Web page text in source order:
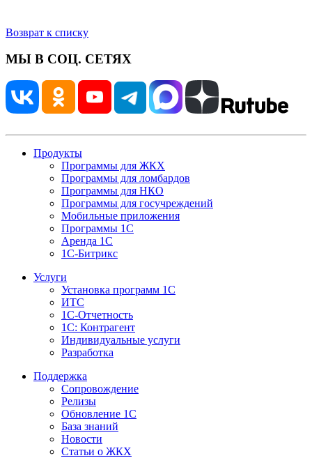
Возврат к списку
МЫ В СОЦ. СЕТЯХ
Продукты
Программы для ЖКХ
Программы для ломбардов
Программы для НКО
Программы для госучреждений
Мобильные приложения
Программы 1С
Аренда 1С
1С-Битрикс
Услуги
Установка программ 1С
ИТС
1С-Отчетность
1С: Контрагент
Индивидуальные услуги
Разработка
Поддержка
Сопровождение
Релизы
Обновление 1С
База знаний
Новости
Статьи о ЖКХ